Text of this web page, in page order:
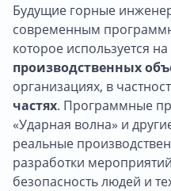
Будущие горные
современным
которое используется на
производственных
организациях, в
частях. Программные
«Ударная волна» и
реальные
разработки
безопасность людей и